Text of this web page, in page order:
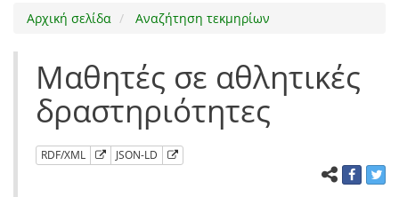
Αρχική σελίδα Αναζήτηση τεκμηρίων
Μαθητές σε αθλητικές
δραστηριότητες
RDF/XML JSON-LD